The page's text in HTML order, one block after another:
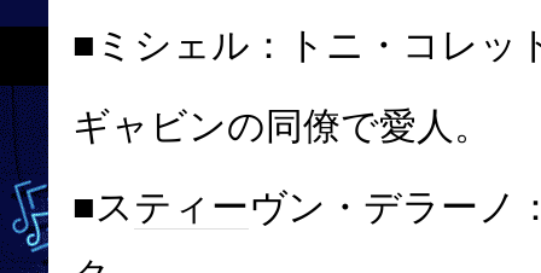
■ミシェル：
トニ・コレッ
ギャビンの同僚で愛人。
■ス ティーヴン・デラーノ